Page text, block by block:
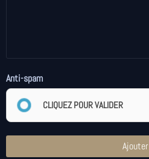
Anti-spam
CLIQUEZ POUR VALIDER
Ajouter